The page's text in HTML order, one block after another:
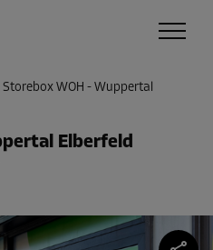
Storebox WOH - Wuppertal
Elberfeld